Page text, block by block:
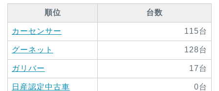
順位 台数
カーセンサー 115台
グーネット 128台
ガリバー 17台
日産認定中古車 0台